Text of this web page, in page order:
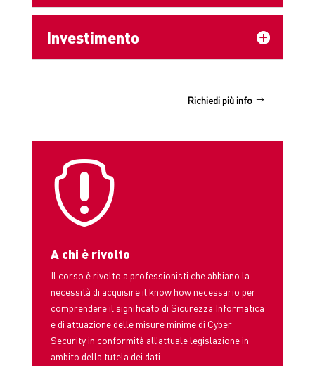
Investimento
Richiedi più info

A chi è rivolto
Il corso è rivolto a professionisti che abbiano la
necessità di acquisire il know how necessario per
comprendere il significato di Sicurezza Informatica
e di attuazione delle misure minime di Cyber
Security in conformità all’attuale legislazione in
ambito della tutela dei dati.